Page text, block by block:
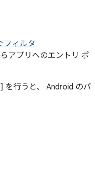
フィルタ
アプリへのエントリ ポ
を行うと、 Android のバ